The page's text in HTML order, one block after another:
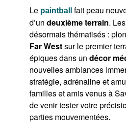
Le paintball
fait peau
d’un deuxième terrain.
désormais thématisés :
Far Westsur le premier
épiques dans un décor
nouvelles ambiances
stratégie, adrénaline et
familles et amis venus à
de venir tester votre
parties mouvementées.